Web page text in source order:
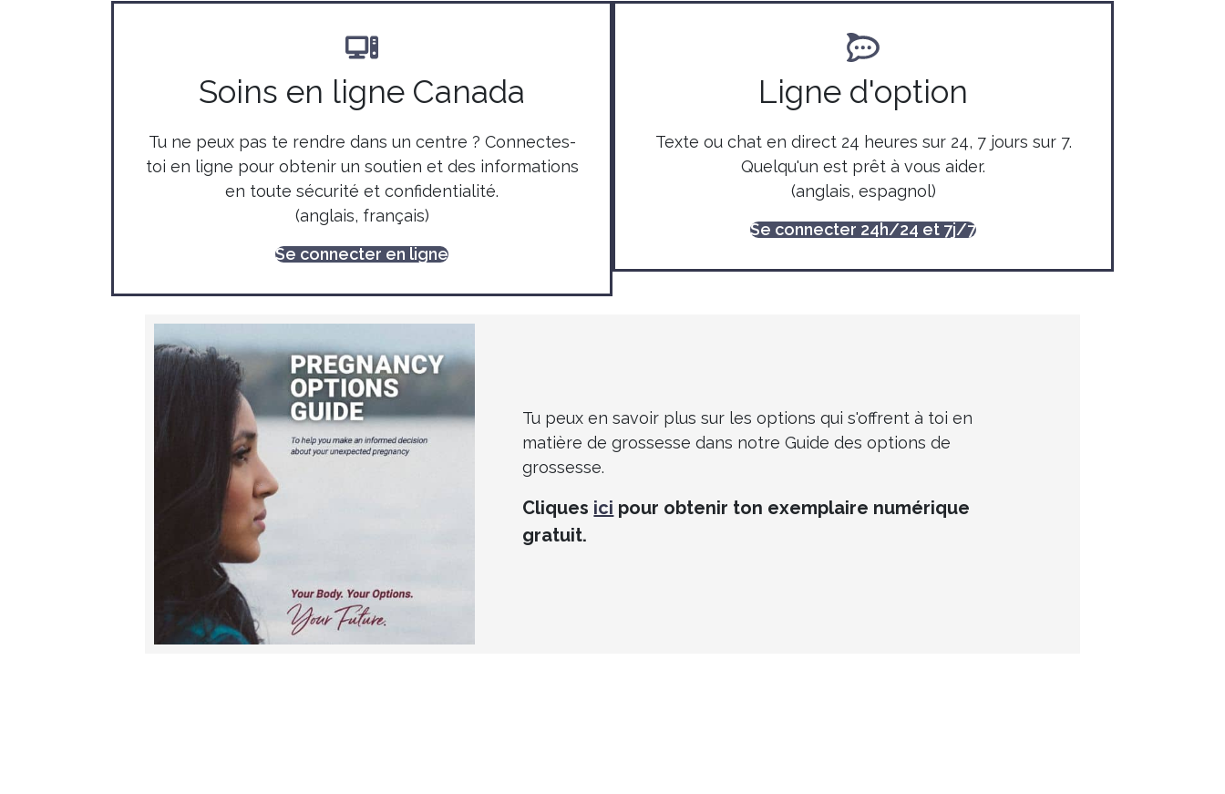
Soins en ligne Canada
Tu ne peux pas te rendre dans un centre ? Connectes-
toi en ligne pour obtenir un soutien et des informations
en toute sécurité et confidentialité.
(anglais, français)
Se connecter en ligne
Ligne d'option
Texte ou chat en direct 24 heures sur 24, 7 jours sur 7.
Quelqu'un est prêt à vous aider.
(anglais, espagnol)
Se connecter 24h/24 et 7j/7
Tu peux en savoir plus sur les options qui s'offrent à toi en
matière de grossesse dans notre Guide des options de
grossesse.
Cliques ici pour obtenir ton exemplaire numérique
gratuit.